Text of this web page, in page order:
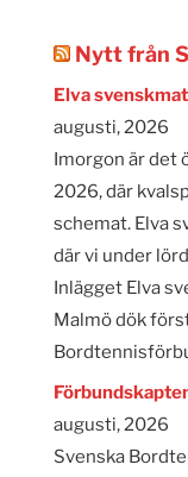
Nytt från
Elva
augusti, 2026
Imorgon är det
2026, där
schemat. Elva
där vi under
Inlägget Elva
Malmö dök
augusti, 2026
Svenska